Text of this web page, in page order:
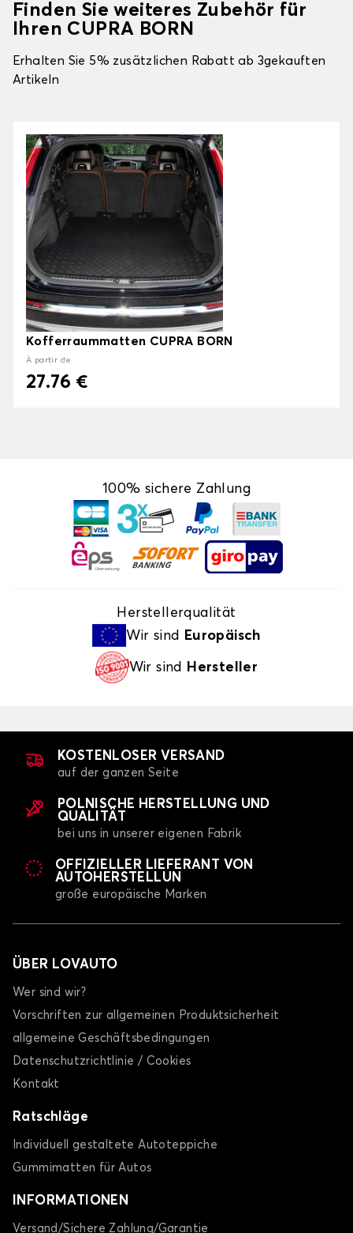
Finden Sie weiteres Zubehör für
Ihren CUPRA BORN
Erhalten Sie 5% zusätzlichen Rabatt ab 3gekauften
Artikeln
Kofferraummatten CUPRA BORN
À partir de
27.76 €
100% sichere Zahlung
Herstellerqualität
Wir sind
Europäisch
Wir sind Hersteller
KOSTENLOSER VERSAND
auf der ganzen Seite
POLNISCHE HERSTELLUNG UND
QUALITÄT
bei uns in unserer eigenen Fabrik
OFFIZIELLER LIEFERANT VON
AUTOHERSTELLUN
große europäische Marken
ÜBER LOVAUTO
Wer sind wir?
Vorschriften zur allgemeinen Produktsicherheit
allgemeine Geschäftsbedingungen
Datenschutzrichtlinie / Cookies
Kontakt
Ratschläge
Individuell gestaltete Autoteppiche
Gummimatten für Autos
INFORMATIONEN
Versand/Sichere Zahlung/Garantie